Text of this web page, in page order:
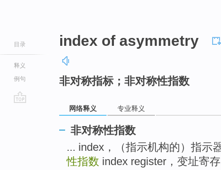
目录
释义
例句
index of asymmetry
非对称指标；非对称性指数
网络释义 专业释义
非对称性指数
... index，（指示机构的）指示
性指数 index register，变址寄